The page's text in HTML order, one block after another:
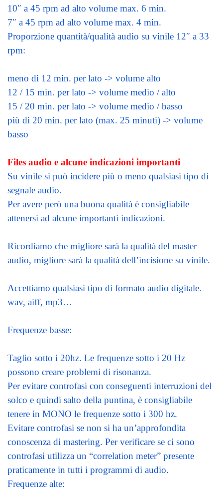
10″ a 45 rpm ad alto volume max. 6 min.
7″ a 45 rpm ad alto volume max. 4 min.
Proporzione quantità/qualità audio su vinile 12″ a 33
rpm:
meno di 12 min. per lato -> volume alto
12 / 15 min. per lato -> volume medio / alto
15 / 20 min. per lato -> volume medio / basso
più di 20 min. per lato (max. 25 minuti) -> volume
basso
Files audio e alcune indicazioni importanti
Su vinile si può incidere più o meno qualsiasi tipo di
segnale audio.
Per avere però una buona qualità è consigliabile
attenersi ad alcune importanti indicazioni.
Ricordiamo che migliore sarà la qualità del master
audio, migliore sarà la qualità dell’incisione su vinile.
Accettiamo qualsiasi tipo di formato audio digitale.
wav, aiff, mp3…
Frequenze basse:
Taglio sotto i 20hz. Le frequenze sotto i 20 Hz
possono creare problemi di risonanza.
Per evitare controfasi con conseguenti interruzioni del
solco e quindi salto della puntina, è consigliabile
tenere in MONO le frequenze sotto i 300 hz.
Evitare controfasi se non si ha un’approfondita
conoscenza di mastering. Per verificare se ci sono
controfasi utilizza un “correlation meter” presente
praticamente in tutti i programmi di audio.
Frequenze alte: